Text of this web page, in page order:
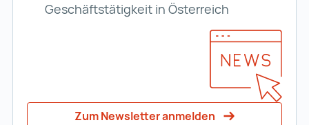
Geschäftstätigkeit in Österreich
Zum Newsletter anmelden